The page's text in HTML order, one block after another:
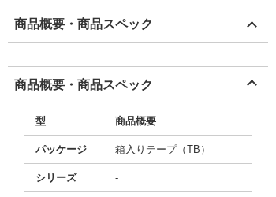
商品概要・商品スペック
商品概要・商品スペック
型 商品概要
パッケージ 箱入りテープ（TB）
シリーズ -